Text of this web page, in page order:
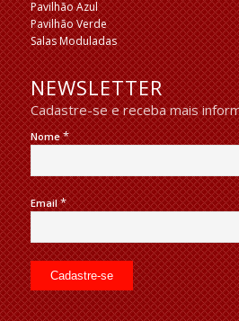
Pavilhão Azul
Pavilhão Verde
Salas Moduladas
NEWSLETTER
Cadastre-se e receba mais
Nome*
Email*